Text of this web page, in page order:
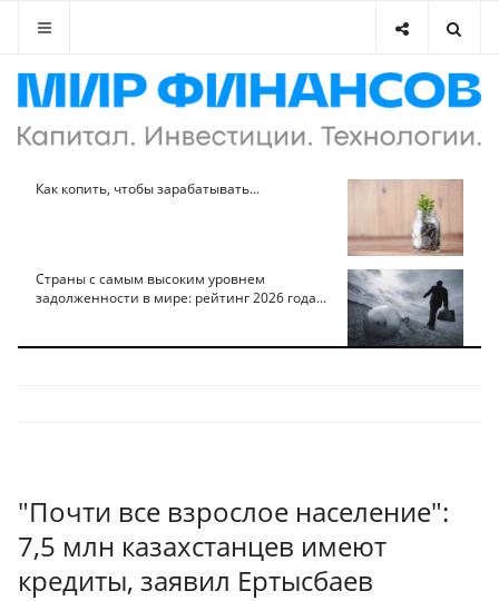
Как копить, чтобы зарабатывать...
Страны с самым высоким уровнем
задолженности в мире: рейтинг 2026 года...
"Почти все взрослое население":
7,5 млн казахстанцев имеют
кредиты, заявил Ертысбаев